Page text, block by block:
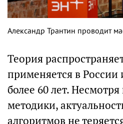
Александр Трантин проводит
Теория
применяется в России
более 60 лет. Несмотря
методики,
алгоритмов не